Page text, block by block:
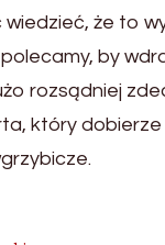
wiedzieć, że to
by
rozsądniej
który